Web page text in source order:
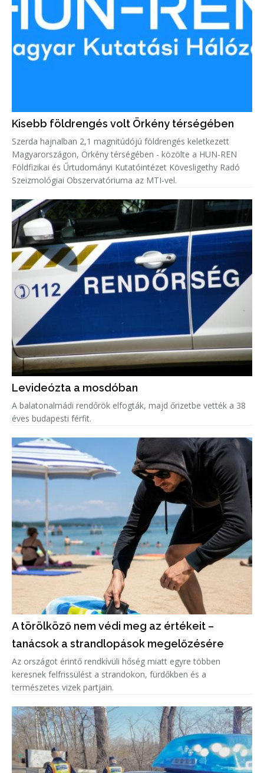
Kisebb földrengés volt Örkény térségében
Szerda hajnalban 2,1 magnitúdójú földrengés keletkezett
Magyarországon, Örkény térségében - közölte a HUN-REN
Földfizikai és Űrtudományi Kutatóintézet Kövesligethy Radó
Szeizmológiai Obszervatóriuma az MTI-vel.
Levideózta a mosdóban
A balatonalmádi rendőrök elfogták, majd őrizetbe vették a 38
éves budapesti férfit.
A törölköző nem védi meg az értékeit –
tanácsok a strandlopások megelőzésére
Az országot érintő rendkívüli hőség miatt egyre többen
keresnek felfrissülést a strandokon, fürdőkben és a
természetes vizek partjain.